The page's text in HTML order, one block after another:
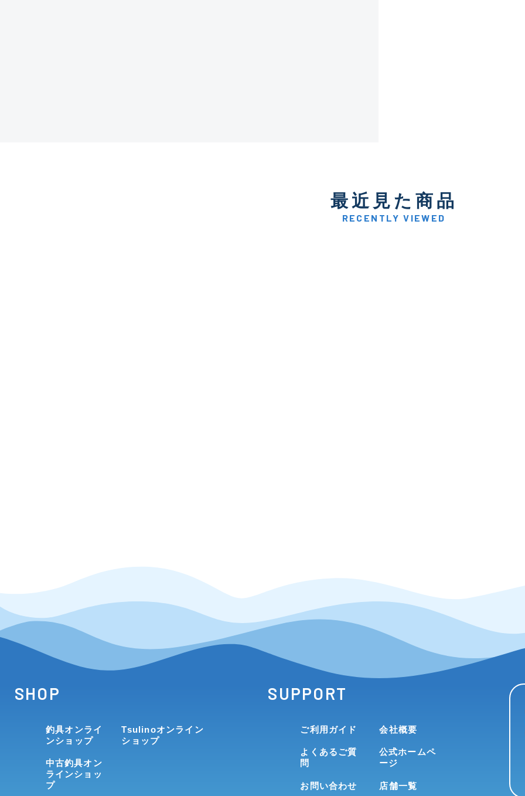
C-
かなり使用感があり、全体
い品
最近見た商品
RECENTLY VIEWED
SHOP
釣具オンライ
ンショップ
中古釣具オン
ラインショッ
プ
Tsulinoオンライン
ショップ
SUPPORT
ご利用ガイド
よくあるご質
問
お問い合わせ
会社概要
公式ホームペ
ージ
店舗一覧